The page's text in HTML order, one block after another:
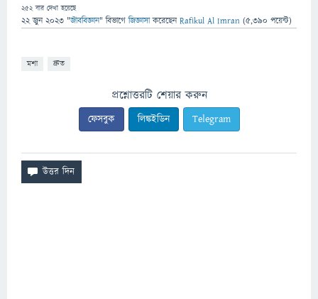
252বার দেখা হয়েছে
22 জুন 2023 "জীববিজ্ঞান" বিভাগে জিজ্ঞাসাকরেছেনRafikul Al Imran (5,390 পয়েন্ট)
মশা দ্রুত
প্রশ্নোত্তরটি শেয়ার করুন
ফেসবুক লিঙ্কইডিন Telegram